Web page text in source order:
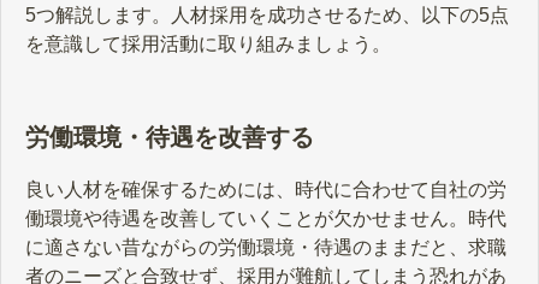
5つ解説します。人材採用を成功させるため、以下の5点
を意識して採用活動に取り組みましょう。
労働環境・待遇を改善する
良い人材を確保するためには、時代に合わせて自社の労
働環境や待遇を改善していくことが欠かせません。時代
に適さない昔ながらの労働環境・待遇のままだと、求職
者のニーズと合致せず、採用が難航してしまう恐れがあ